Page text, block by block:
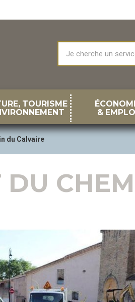
TOURISME
&
du Calvaire
DU